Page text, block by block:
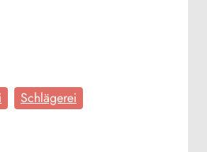
Schlägerei